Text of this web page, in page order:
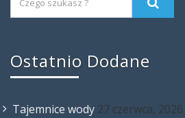
Ostatnio Dodane
Tajemnice wody 27 czerwca, 2026